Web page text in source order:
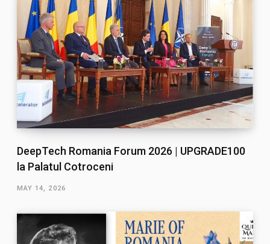
DeepTech Romania Forum 2026 | UPGRADE100
la Palatul Cotroceni
MAY 14, 2026